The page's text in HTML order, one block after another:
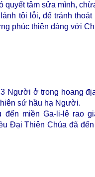
quyết tâm sửa mình,
tội lỗi, để tránh
phúc thiên đàng với
Người ở trong hoang
sứ hầu hạ Người.
miền Ga-li-lê rao
Đại Thiên Chúa đã